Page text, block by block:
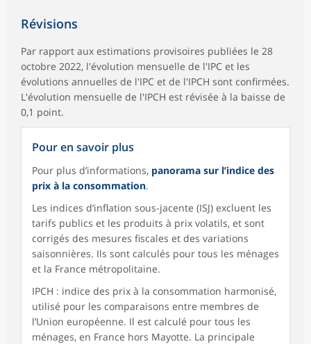
Révisions
Par rapport aux estimations provisoires publiées le 28
octobre 2022, l'évolution mensuelle de l'IPC et les
évolutions annuelles de l'IPC et de l'IPCH sont confirmées.
L'évolution mensuelle de l'IPCH est révisée à la baisse de
0,1 point.
Pour en savoir plus
Pour plus d’informations, panorama sur l’indice des
prix à la consommation.
Les indices d’inflation sous-jacente (ISJ) excluent les
tarifs publics et les produits à prix volatils, et sont
corrigés des mesures fiscales et des variations
saisonnières. Ils sont calculés pour tous les ménages
et la France métropolitaine.
IPCH : indice des prix à la consommation harmonisé,
utilisé pour les comparaisons entre membres de
l’Union européenne. Il est calculé pour tous les
ménages, en France hors Mayotte. La principale